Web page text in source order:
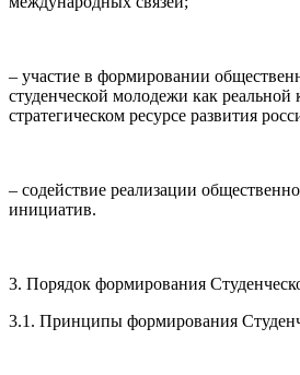
– участие в формировании
студенческой молодежи как реальной
стратегическом ресурсе развития
– содействие реализации
инициатив.
3. Порядок формирования
3.1. Принципы формирования